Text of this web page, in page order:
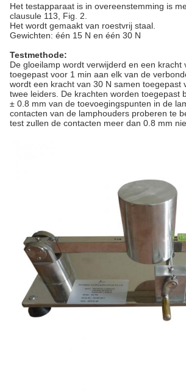
Het testapparaat is in overeenstemming is
clausule 113, Fig. 2.
Het wordt gemaakt van roestvrij staal.
Gewichten: één 15 N en één 30 N
Testmethode:
De gloeilamp wordt verwijderd en een kracht
toegepast voor 1 min aan elk van de
wordt een kracht van 30 N samen toegepast
twee leiders. De krachten worden toegepast
± 0.8 mm van de toevoegingspunten in de
contacten van de lamphouders proberen te
test zullen de contacten meer dan 0.8 mm